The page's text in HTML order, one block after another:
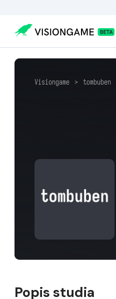
Visiongame > tombuben
Popis studia